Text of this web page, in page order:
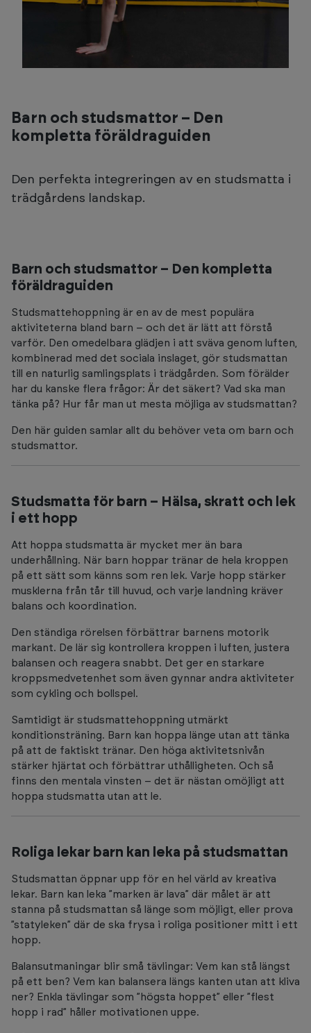
Barn och studsmattor – Den
kompletta föräldraguiden
Den perfekta integreringen av en studsmatta i
trädgårdens landskap.
Barn och studsmattor – Den kompletta
föräldraguiden
Studsmattehoppning är en av de mest populära
aktiviteterna bland barn – och det är lätt att förstå
varför. Den omedelbara glädjen i att sväva genom luften,
kombinerad med det sociala inslaget, gör studsmattan
till en naturlig samlingsplats i trädgården. Som förälder
har du kanske flera frågor: Är det säkert? Vad ska man
tänka på? Hur får man ut mesta möjliga av studsmattan?
Den här guiden samlar allt du behöver veta om barn och
studsmattor.
Studsmatta för barn – Hälsa, skratt och lek
i ett hopp
Att hoppa studsmatta är mycket mer än bara
underhållning. När barn hoppar tränar de hela kroppen
på ett sätt som känns som ren lek. Varje hopp stärker
musklerna från tår till huvud, och varje landning kräver
balans och koordination.
Den ständiga rörelsen förbättrar barnens motorik
markant. De lär sig kontrollera kroppen i luften, justera
balansen och reagera snabbt. Det ger en starkare
kroppsmedvetenhet som även gynnar andra aktiviteter
som cykling och bollspel.
Samtidigt är studsmattehoppning utmärkt
konditionsträning. Barn kan hoppa länge utan att tänka
på att de faktiskt tränar. Den höga aktivitetsnivån
stärker hjärtat och förbättrar uthålligheten. Och så
finns den mentala vinsten – det är nästan omöjligt att
hoppa studsmatta utan att le.
Roliga lekar barn kan leka på studsmattan
Studsmattan öppnar upp för en hel värld av kreativa
lekar. Barn kan leka ”marken är lava” där målet är att
stanna på studsmattan så länge som möjligt, eller prova
”statyleken” där de ska frysa i roliga positioner mitt i ett
hopp.
Balansutmaningar blir små tävlingar: Vem kan stå längst
på ett ben? Vem kan balansera längs kanten utan att kliva
ner? Enkla tävlingar som ”högsta hoppet” eller ”flest
hopp i rad” håller motivationen uppe.